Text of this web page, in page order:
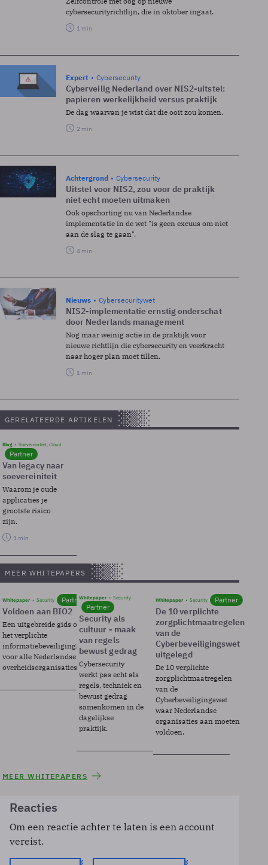
cybersecurityrichtlijn, die in oktober ingaat.
1 min
Expert Cybersecurity
Cyberveilig Nederland over NIS2-uitstel:
papieren werkelijkheid versus praktijk
De dag waarvan je wist dat die ooit zou komen.
2 min
Achtergrond Cybersecurity
Uitstel voor NIS2, zou voor de praktijk
niet echt moeten uitmaken
Ook opschorting nu van Nederlandse
implementatie in de wet "is geen excuus om niet
aan de slag te gaan".
4 min
Nieuws Cybersecuritywet
NIS2-implementatie ernstig onderschat
door Nederlands management
Nog maar weinig actie in de praktijk voor
nieuwe richtlijn die cybersecurity en veerkracht
naar hoger plan moet tillen.
1 min
GERELATEERDE ARTIKELEN
Blog Soevereinteit, Cloud
Partner
Van legacy naar
soevereiniteit
Waarom je oude
applicaties je
grootste risico
zijn.
1 min
MEER WHITEPAPERS
Whitepaper Security Partner
Voldoen aan BIO2
Een uitgebreide gids over BIO2,
het verplichte
informatiebeveiligingsframework
voor alle Nederlandse
overheidsorganisaties.
Whitepaper Security
Partner
Security als
cultuur - maak
van regels
bewust gedrag
Cybersecurity
werkt pas echt als
regels, techniek en
bewust gedrag
samenkomen in de
dagelijkse
praktijk.
Whitepaper Security Partner
De 10 verplichte
zorgplichtmaatregelen
van de
Cyberbeveiligingswet
uitgelegd
De 10 verplichte
zorgplichtmaatregelen
van de
Cyberbeveiligingswet
waar Nederlandse
organisaties aan moeten
voldoen.
MEER WHITEPAPERS
Reacties
Om een reactie achter te laten is een account
vereist.